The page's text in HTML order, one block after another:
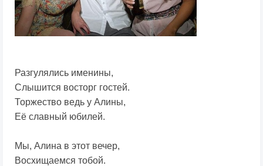
Разгулялись именины,
Слышится восторг гостей.
Торжество ведь у Алины,
Её славный юбилей.
Мы, Алина в этот вечер,
Восхищаемся тобой.